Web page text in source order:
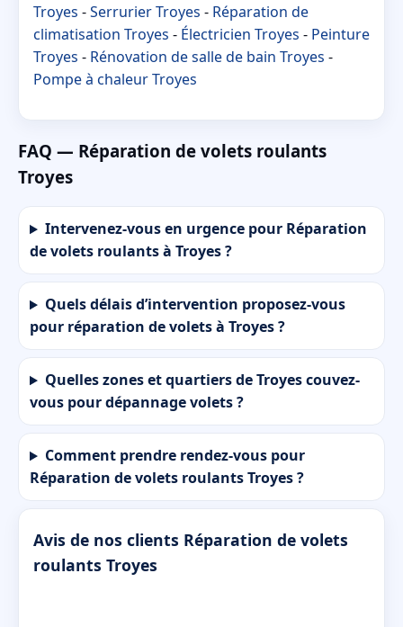
Troyes -Serrurier Troyes - Réparation de
climatisation Troyes - Électricien Troyes - Peinture
Troyes - Rénovation de salle de bain Troyes -
Pompe à chaleur Troyes
FAQ — Réparation de volets roulants
Troyes
Intervenez-vous en urgence pour Réparation
de volets roulants à Troyes ?
Quels délais d’intervention proposez-vous
pour réparation de volets à Troyes ?
Quelles zones et quartiers de Troyes couvez-
vous pour dépannage volets ?
Comment prendre rendez-vous pour
Réparation de volets roulants Troyes ?
Avis de nos clients Réparation de volets
roulants Troyes